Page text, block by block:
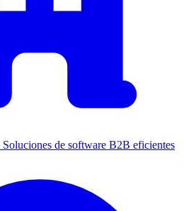
Soluciones de software B2B eficientes